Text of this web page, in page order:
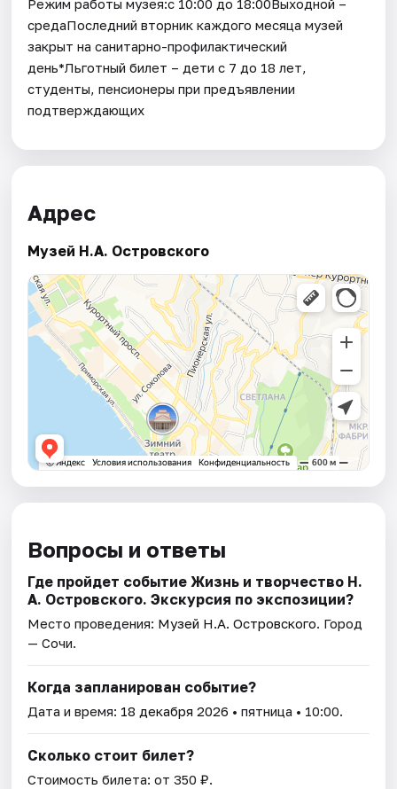
Режим работы музея:с 10:00 до 18:00Выходной –
средаПоследний вторник каждого месяца музей
закрыт на санитарно-профилактический
день*Льготный билет – дети с 7 до 18 лет,
студенты, пенсионеры при предъявлении
подтверждающих
Адрес
Музей Н.А. Островского
Вопросы и ответы
Где пройдет событие Жизнь и творчество Н.
А. Островского. Экскурсия по экспозиции?
Место проведения: Музей Н.А. Островского. Город
— Сочи.
Когда запланирован событие?
Дата и время: 18 декабря 2026 • пятница • 10:00.
Сколько стоит билет?
Стоимость билета: от 350 ₽.